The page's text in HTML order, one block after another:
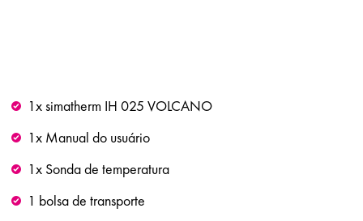
1x simatherm IH 025 VOLCANO
1x Manual do usuário
1x Sonda de temperatura
1 bolsa de transporte